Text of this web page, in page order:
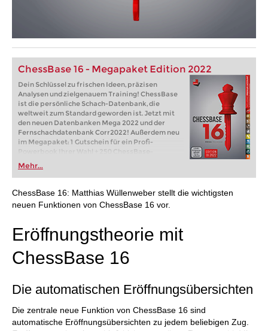
ChessBase 16 - Megapaket Edition 2022
Dein Schlüssel zu frischen Ideen, präzisen
Analysen und zielgenauem Training! ChessBase
ist die persönliche Schach-Datenbank, die
weltweit zum Standard geworden ist. Jetzt mit
den neuen Datenbanken Mega 2022 und der
Fernschachdatenbank Corr2022! Außerdem neu
im Megapaket: 1 Gutschein für ein Profi-
Powerbook Ihrer Wahl + 250 ChessBase-
Dukaten!
Mehr...
ChessBase 16: Matthias Wüllenweber stellt die wichtigsten
neuen Funktionen von ChessBase 16 vor.
Eröffnungstheorie mit
ChessBase 16
Die automatischen Eröffnungsübersichten
Die zentrale neue Funktion von ChessBase 16 sind
automatische Eröffnungsübersichten zu jedem beliebigen Zug.